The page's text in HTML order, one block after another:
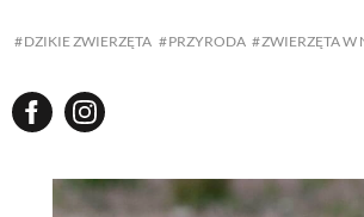
DZIKIE ZWIERZĘTA PRZYRODA ZWIERZĘTA W